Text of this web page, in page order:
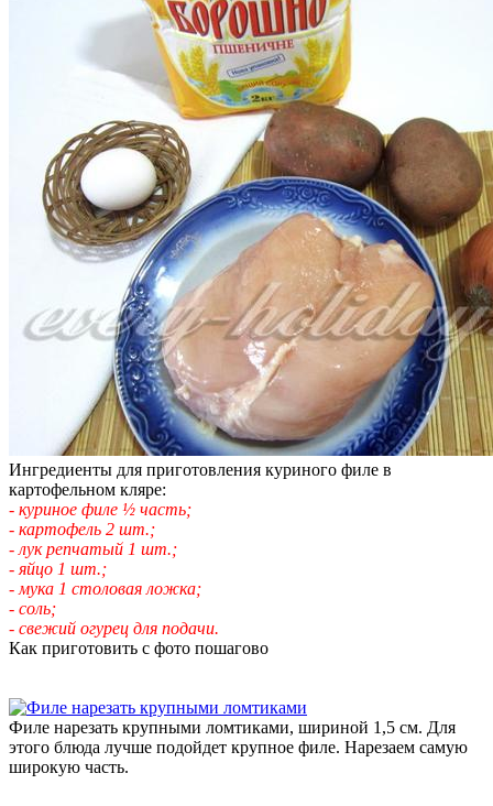
Ингредиенты для приготовления куриного филе в
картофельном кляре:
- куриное филе ½ часть;
- картофель 2 шт.;
- лук репчатый 1 шт.;
- яйцо 1 шт.;
- мука 1 столовая ложка;
- соль;
- свежий огурец для подачи.
Как приготовить с фото пошагово
Филе нарезать крупными ломтиками, шириной 1,5 см. Для
этого блюда лучше подойдет крупное филе. Нарезаем самую
широкую часть.